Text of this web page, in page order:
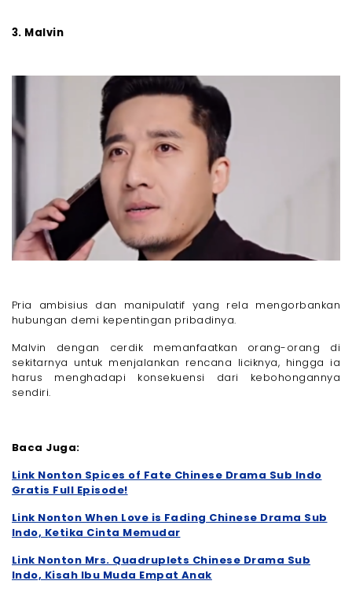
3. Malvin
Pria ambisius dan manipulatif yang rela mengorbankan
hubungan demi kepentingan pribadinya.
Malvin dengan cerdik memanfaatkan orang-orang di
sekitarnya untuk menjalankan rencana liciknya, hingga ia
harus menghadapi konsekuensi dari kebohongannya
sendiri.
Baca Juga:
Link Nonton Spices of Fate Chinese Drama Sub Indo
Gratis Full Episode!
Link Nonton When Love is Fading Chinese Drama Sub
Indo, Ketika Cinta Memudar
Link Nonton Mrs. Quadruplets Chinese Drama Sub
Indo, Kisah Ibu Muda Empat Anak